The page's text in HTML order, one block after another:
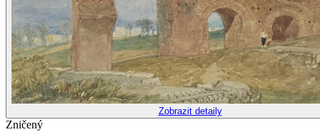
Zobrazit detaily
Zničený